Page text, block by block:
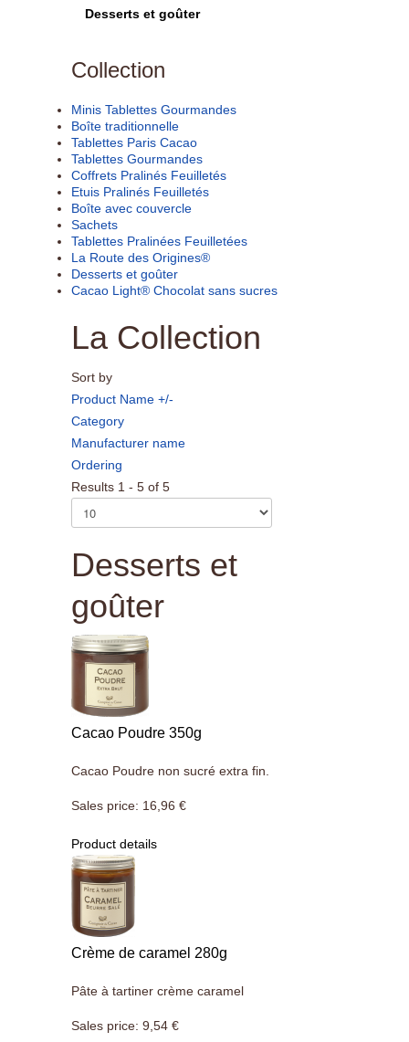
Desserts et goûter
Collection
Minis Tablettes Gourmandes
Boîte traditionnelle
Tablettes Paris Cacao
Tablettes Gourmandes
Coffrets Pralinés Feuilletés
Etuis Pralinés Feuilletés
Boîte avec couvercle
Sachets
Tablettes Pralinées Feuilletées
La Route des Origines®
Desserts et goûter
Cacao Light® Chocolat sans sucres
La Collection
Sort by
Product Name +/-
Category
Manufacturer name
Ordering
Results 1 - 5 of 5
Desserts et
goûter
Cacao Poudre 350g
Cacao Poudre non sucré extra fin.
Sales price: 16,96 €
Product details
Crème de caramel 280g
Pâte à tartiner crème caramel
Sales price: 9,54 €